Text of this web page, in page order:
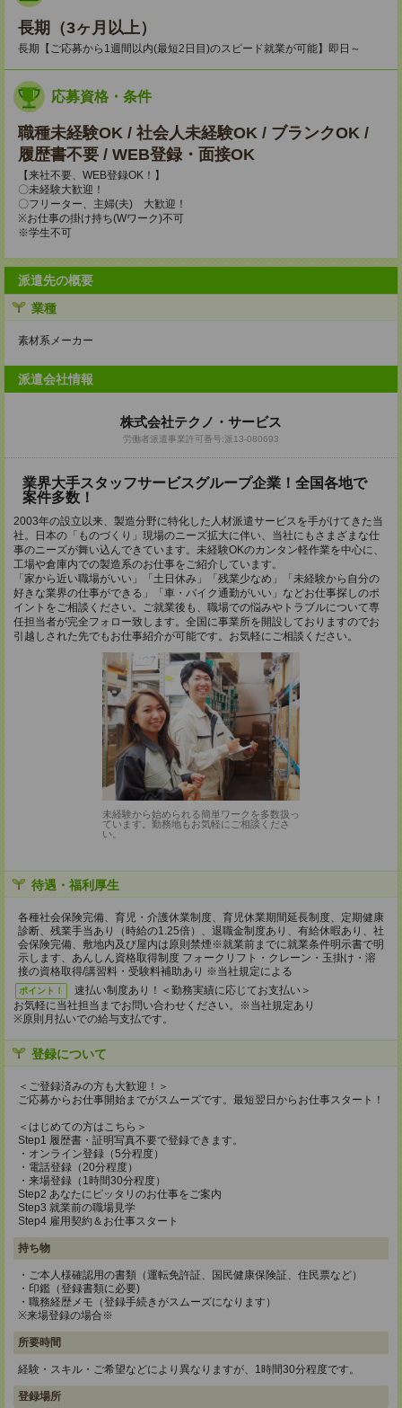
長期（3ヶ月以上）
長期【ご応募から1週間以内(最短2日目)のスピード就業が可能】即日～
応募資格・条件
職種未経験OK / 社会人未経験OK / ブランクOK /
履歴書不要 / WEB登録・面接OK
【来社不要、WEB登録OK！】
〇未経験大歓迎！
〇フリーター、主婦(夫) 大歓迎！
※お仕事の掛け持ち(Wワーク)不可
※学生不可
派遣先の概要
業種
素材系メーカー
派遣会社情報
株式会社テクノ・サービス
労働者派遣事業許可番号:派13-080693
業界大手スタッフサービスグループ企業！全国各地で
案件多数！
2003年の設立以来、製造分野に特化した人材派遣サービスを手がけてきた当
社。日本の「ものづくり」現場のニーズ拡大に伴い、当社にもさまざまな仕
事のニーズが舞い込んできています。未経験OKのカンタン軽作業を中心に、
工場や倉庫内での製造系のお仕事をご紹介しています。
「家から近い職場がいい」「土日休み」「残業少なめ」「未経験から自分の
好きな業界の仕事ができる」「車・バイク通勤がいい」などお仕事探しのポ
イントをご相談ください。ご就業後も、職場での悩みやトラブルについて専
任担当者が完全フォロー致します。全国に事業所を開設しておりますのでお
引越しされた先でもお仕事紹介が可能です。お気軽にご相談ください。
未経験から始められる簡単ワークを多数扱っ
ています。勤務地もお気軽にご相談くださ
い。
待遇・福利厚生
各種社会保険完備、育児・介護休業制度、育児休業期間延長制度、定期健康
診断、残業手当あり（時給の1.25倍）、退職金制度あり、有給休暇あり、社
会保険完備、敷地内及び屋内は原則禁煙※就業前までに就業条件明示書で明
示します、あんしん資格取得制度 フォークリフト・クレーン・玉掛け・溶
接の資格取得/講習料・受験料補助あり ※当社規定による
ポイント！
速払い制度あり！＜勤務実績に応じてお支払い＞
お気軽に当社担当までお問い合わせください。※当社規定あり
※原則月払いでの給与支払です。
登録について
＜ご登録済みの方も大歓迎！＞
ご応募からお仕事開始までがスムーズです。最短翌日からお仕事スタート！
＜はじめての方はこちら＞
Step1 履歴書・証明写真不要で登録できます。
・オンライン登録（5分程度）
・電話登録（20分程度）
・来場登録（1時間30分程度）
Step2 あなたにピッタリのお仕事をご案内
Step3 就業前の職場見学
Step4 雇用契約＆お仕事スタート
持ち物
・ご本人様確認用の書類（運転免許証、国民健康保険証、住民票など）
・印鑑（登録書類に必要)
・職務経歴メモ（登録手続きがスムーズになります）
※来場登録の場合※
所要時間
経験・スキル・ご希望などにより異なりますが、1時間30分程度です。
登録場所